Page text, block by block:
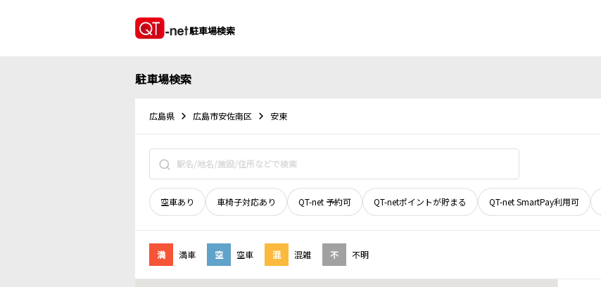
駐車場検索
駐車場検索
広島県 広島市安佐南区 安東
空車あり 車椅子対応あり QT-net 予約可 QT-netポイントが貯まる QT-net SmartPay利用可
満 満車 空 空車 混 混雑 不 不明